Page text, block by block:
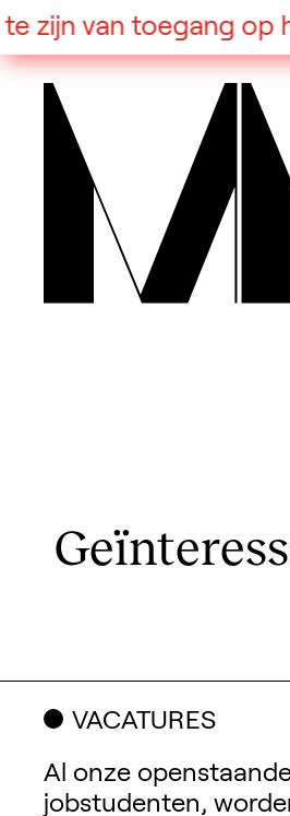
Taalswitcher
English
Nederlands
Toon andere talen
van toegang op
VACATURES
Al onze
jobstudenten,